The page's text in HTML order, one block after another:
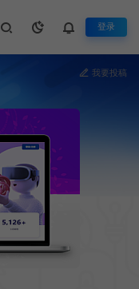
登录
我要投稿